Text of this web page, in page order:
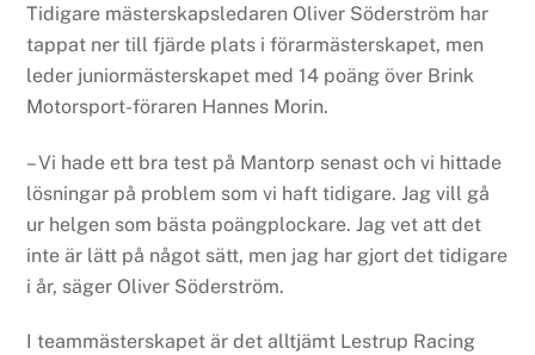
Tidigare mästerskapsledaren Oliver Söderström har
tappat ner till fjärde plats i förarmästerskapet, men
leder juniormästerskapet med 14 poäng över Brink
Motorsport-föraren Hannes Morin.
– Vi hade ett bra test på Mantorp senast och vi hittade
lösningar på problem som vi haft tidigare. Jag vill gå
ur helgen som bästa poängplockare. Jag vet att det
inte är lätt på något sätt, men jag har gjort det tidigare
i år, säger Oliver Söderström.
I teammästerskapet är det alltjämt Lestrup Racing